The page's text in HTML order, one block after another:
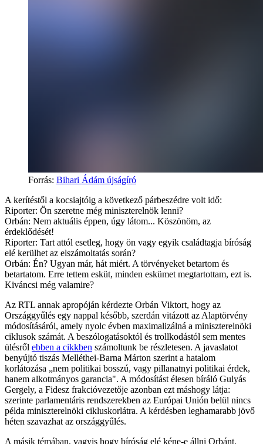
Forrás: Bihari Ádám újságíró
A kerítéstől a kocsiajtóig a következő párbeszédre volt idő:
Riporter: Ön szeretne még miniszterelnök lenni?
Orbán: Nem aktuális éppen, úgy látom... Köszönöm, az
érdeklődését!
Riporter: Tart attól esetleg, hogy ön vagy egyik családtagja bíróság
elé kerülhet az elszámoltatás során?
Orbán: Én? Ugyan már, hát miért. A törvényeket betartom és
betartatom. Erre tettem esküt, minden eskümet megtartottam, ezt is.
Kiváncsi még valamire?
Az RTL annak apropóján kérdezte Orbán Viktort, hogy az
Országgyűlés egy nappal később, szerdán vitázott az Alaptörvény
módosításáról, amely nyolc évben maximalizálná a miniszterelnöki
ciklusok számát. A beszólogatásoktól és trollkodástól sem mentes
ülésről ebben a cikkben számoltunk be részletesen. A javaslatot
benyújtó tiszás Melléthei-Barna Márton szerint a hatalom
korlátozása „nem politikai bosszú, vagy pillanatnyi politikai érdek,
hanem alkotmányos garancia". A módosítást élesen bíráló Gulyás
Gergely, a Fidesz frakcióvezetője azonban ezt máshogy látja:
szerinte parlamentáris rendszerekben az Európai Unión belül nincs
példa miniszterelnöki cikluskorlátra. A kérdésben leghamarabb jövő
héten szavazhat az országgyűlés.
A másik témában, vagyis hogy bíróság elé kéne-e állni Orbánt,